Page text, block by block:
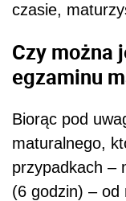
czasie,
Czy można
egzaminu
Biorąc pod
maturalnego,
przypadkach –
(6 godzin) – od